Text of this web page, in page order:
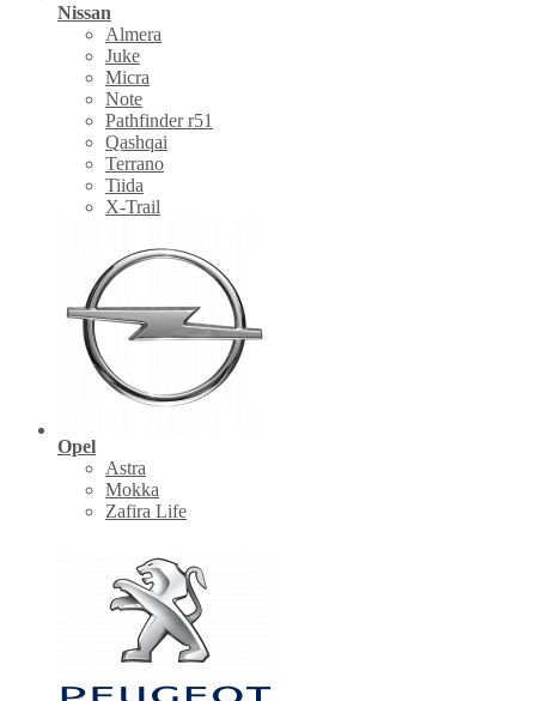
Nissan
Almera
Juke
Micra
Note
Pathfinder r51
Qashqai
Terrano
Tiida
X-Trail
Opel
Astra
Mokka
Zafira Life